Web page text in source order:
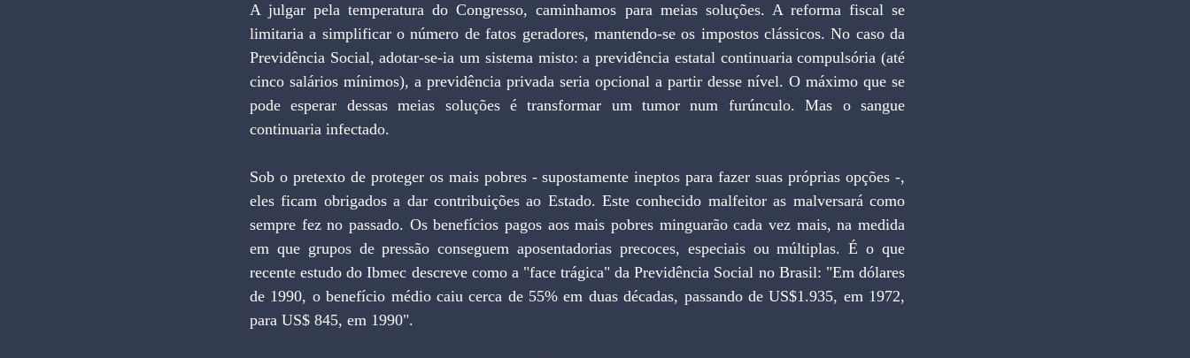
A julgar pela temperatura do Congresso, caminhamos para meias soluções. A reforma fiscal se
limitaria a simplificar o número de fatos geradores, mantendo-se os impostos clássicos. No caso da
Previdência Social, adotar-se-ia um sistema misto: a previdência estatal continuaria compulsória (até
cinco salários mínimos), a previdência privada seria opcional a partir desse nível. O máximo que se
pode esperar dessas meias soluções é transformar um tumor num furúnculo. Mas o sangue
continuaria infectado.
Sob o pretexto de proteger os mais pobres - supostamente ineptos para fazer suas próprias opções -,
eles ficam obrigados a dar contribuições ao Estado. Este conhecido malfeitor as malversará como
sempre fez no passado. Os benefícios pagos aos mais pobres minguarão cada vez mais, na medida
em que grupos de pressão conseguem aposentadorias precoces, especiais ou múltiplas. É o que
recente estudo do Ibmec descreve como a "face trágica" da Previdência Social no Brasil: "Em dólares
de 1990, o benefício médio caiu cerca de 55% em duas décadas, passando de US$1.935, em 1972,
para US$ 845, em 1990".